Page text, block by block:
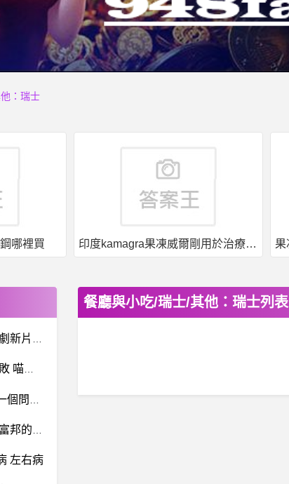
：瑞士
哪裡買 印度kamagra果凍威爾剛用於治療男性勃起功能障礙
電影- 亞裔主演美國喜劇新片《喜幹會》（Joy Ride）台灣片名 亞裔主演美國喜劇新片《喜幹會》（Joy Ride）台灣片名
棒球- 喵喵對吱會幾連敗 喵喵對吱會幾連敗
左右病
餐廳與小吃/瑞士/其他：瑞士列表